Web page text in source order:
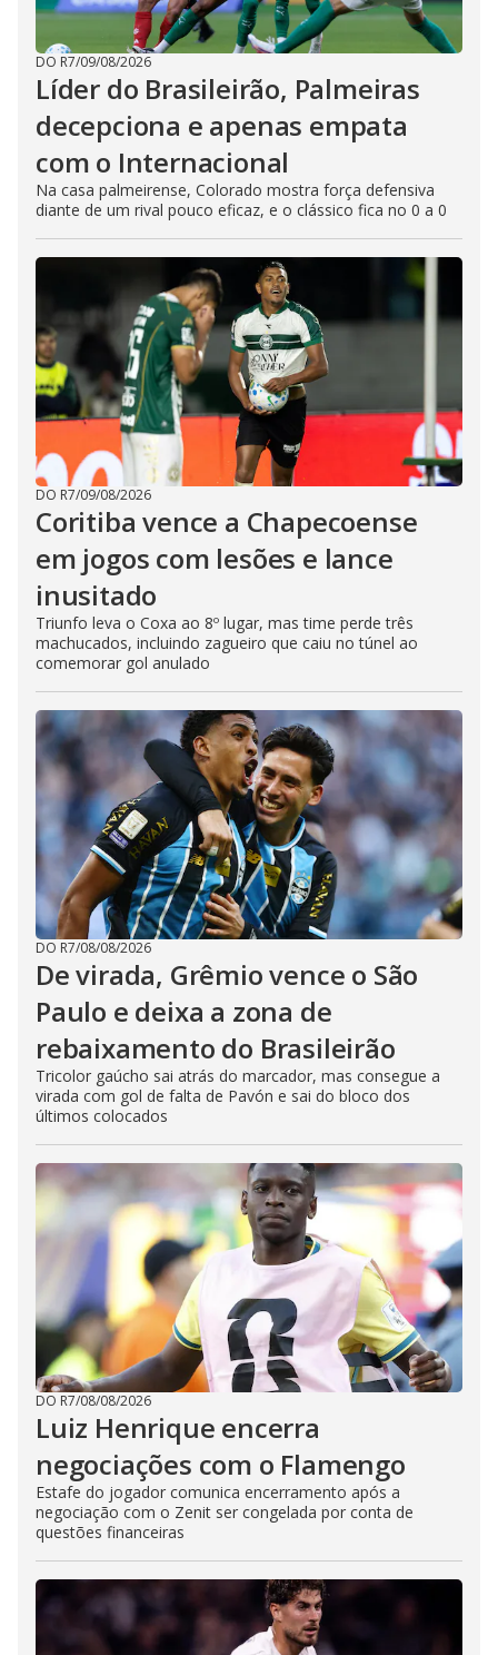
DO R7/09/08/2026
Líder do Brasileirão, Palmeiras
decepciona e apenas empata
com o Internacional
Na casa palmeirense, Colorado mostra força defensiva
diante de um rival pouco eficaz, e o clássico fica no 0 a 0
DO R7/09/08/2026
Coritiba vence a Chapecoense
em jogos com lesões e lance
inusitado
Triunfo leva o Coxa ao 8º lugar, mas time perde três
machucados, incluindo zagueiro que caiu no túnel ao
comemorar gol anulado
DO R7/08/08/2026
De virada, Grêmio vence o São
Paulo e deixa a zona de
rebaixamento do Brasileirão
Tricolor gaúcho sai atrás do marcador, mas consegue a
virada com gol de falta de Pavón e sai do bloco dos
últimos colocados
DO R7/08/08/2026
Luiz Henrique encerra
negociações com o Flamengo
Estafe do jogador comunica encerramento após a
negociação com o Zenit ser congelada por conta de
questões financeiras